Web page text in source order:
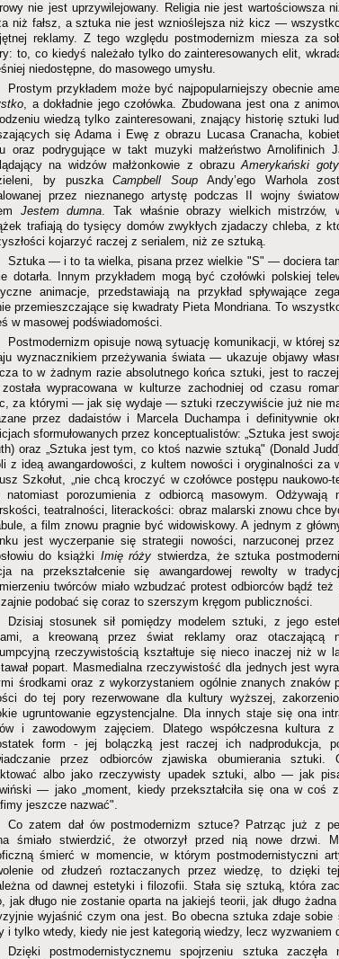
nie jest uprzywilejowany. Religia nie jest wartościowsza
niż fałsz, a sztuka nie jest wznioślejsza niż kicz —
reklamy. Z tego względu postmodernizm miesza za
to, co kiedyś należało tylko do zainteresowanych elit,
niedostępne, do masowego umysłu.
Prostym przykładem może być najpopularniejszy obecnie
, a dokładnie jego czołówka. Zbudowana jest ona z
wiedzą tylko zainteresowani, znający historię sztuki
się Adama i Ewę z obrazu Lucasa Cranacha,
oraz podrygujące w takt muzyki małżeństwo Arnolifinich
na widzów małżonkowie z obrazuAmerykański
by puszkaCampbell Soup Andy’ego Warhola
przez nieznanego artystę podczas II wojny
Jestem dumna. Tak właśnie obrazy wielkich mistrzów,
trafiają do tysięcy domów zwykłych zjadaczy chleba, z
kojarzyć raczej z serialem, niż ze sztuką.
Sztuka — i to ta wielka, pisana przez wielkie "S" — dociera
dotarła. Innym przykładem mogą być czołówki polskiej
animacje, przedstawiają na przykład spływające
przemieszczające się kwadraty Pieta Mondriana. To
w masowej podświadomości.
Postmodernizm opisuje nową sytuację komunikacji, w której
wyznacznikiem przeżywania świata — ukazuje objawy
to w żadnym razie absolutnego końca sztuki, jest to
wypracowana w kulturze zachodniej od czasu
za którymi — jak się wydaje — sztuki rzeczywiście już nie
przez dadaistów i Marcela Duchampa i definitywnie
sformułowanych przez konceptualistów: „Sztuka jest
oraz „Sztuka jest tym, co ktoś nazwie sztuką" (Donald
z ideą awangardowości, z kultem nowości i oryginalności za
Szkołut, „nie chcą kroczyć w czołówce postępu naukowo-
natomiast porozumienia z odbiorcą masowym. Odżywają
teatralności, literackości: obraz malarski znowu chce
a film znowu pragnie być widowiskowy. A jednym z
jest wyczerpanie się strategii nowości, narzuconej przez
do książki Imię róży stwierdza, że sztuka
na przekształcenie się awangardowej rewolty w
twórców miało wzbudzać protest odbiorców bądź też
podobać się coraz to szerszym kręgom publiczności.
Dzisiaj stosunek sił pomiędzy modelem sztuki, z jego
a kreowaną przez świat reklamy oraz otaczającą
rzeczywistością kształtuje się nieco inaczej niż w
popart. Masmedialna rzeczywistość dla jednych jest
środkami oraz z wykorzystaniem ogólnie znanych znaków
do tej pory rezerwowane dla kultury wyższej,
ugruntowanie egzystencjalne. Dla innych staje się ona
i zawodowym zajęciem. Dlatego współczesna kultura
form - jej bolączką jest raczej ich nadprodukcja,
przez odbiorców zjawiska obumierania sztuki.
albo jako rzeczywisty upadek sztuki, albo — jak
— jako „moment, kiedy przekształciła się ona w coś
jeszcze nazwać".
Co zatem dał ów postmodernizm sztuce? Patrząc już z
śmiało stwierdzić, że otworzył przed nią nowe drzwi.
śmierć w momencie, w którym postmodernistyczni
od złudzeń roztaczanych przez wiedzę, to dzięki
od dawnej estetyki i filozofii. Stała się sztuką, która
jak długo nie zostanie oparta na jakiejś teorii, jak długo
wyjaśnić czym ona jest. Bo obecna sztuka zdaje sobie
i tylko wtedy, kiedy nie jest kategorią wiedzy, lecz wyzwaniem
Dzięki postmodernistycznemu spojrzeniu sztuka